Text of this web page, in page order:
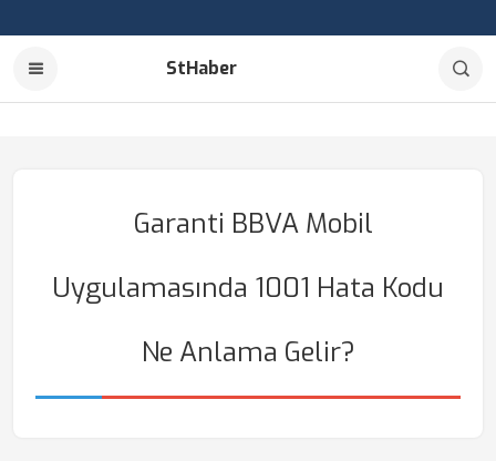
StHaber
Garanti BBVA Mobil
Uygulamasında 1001 Hata Kodu
Ne Anlama Gelir?